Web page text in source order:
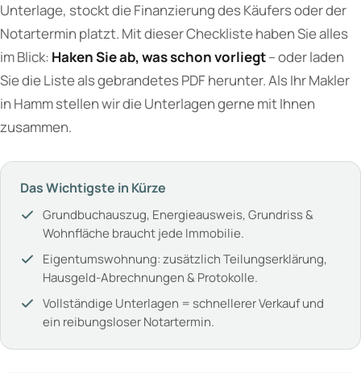
Unterlage, stockt die Finanzierung des Käufers oder der
Notartermin platzt. Mit dieser Checkliste haben Sie alles
im Blick: Haken Sie ab, was schon vorliegt– oder laden
Sie die Liste als gebrandetes PDF herunter. Als Ihr Makler
in Hamm stellen wir die Unterlagen gerne mit Ihnen
zusammen.
Das Wichtigste in Kürze
Grundbuchauszug, Energieausweis, Grundriss &
Wohnfläche braucht jede Immobilie.
Eigentumswohnung: zusätzlich Teilungserklärung,
Hausgeld-Abrechnungen & Protokolle.
Vollständige Unterlagen = schnellerer Verkauf und
ein reibungsloser Notartermin.